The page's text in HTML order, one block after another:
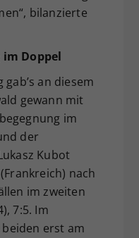
bilanzierte
Doppel
an diesem
gewann mit
im
der
Kubot
nach
im zweiten
7:5. Im
erst am